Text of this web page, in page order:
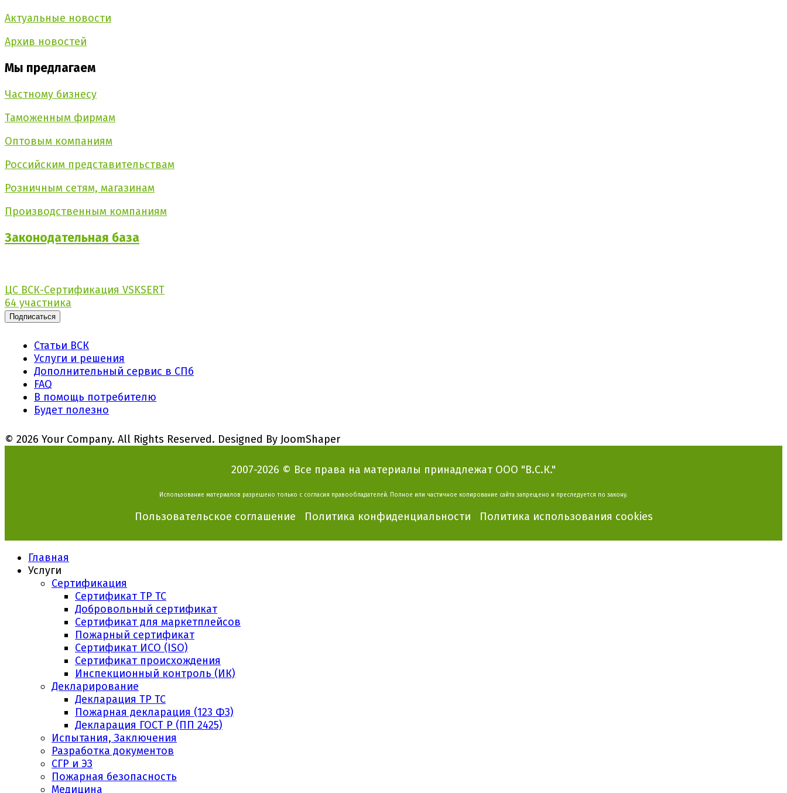
Актуальные новости
Архив новостей
Мы предлагаем
Частному бизнесу
Таможенным фирмам
Оптовым компаниям
Российским представительствам
Розничным сетям, магазинам
Производственным компаниям
Законодательная база
ЦС ВСК-Сертификация VSKSERT
64 участника
Подписаться
Статьи ВСК
Услуги и решения
Дополнительный сервис в СПб
FAQ
В помощь потребителю
Будет полезно
© 2026 Your Company. All Rights Reserved. Designed By JoomShaper
2007-2026 © Все права на материалы принадлежат ООО "В.С.К."
Использование материалов разрешено только с согласия правообладателей. Полное или частичное копирование сайта запрещено и преследуется по закону.
Пользовательское соглашение Политика конфиденциальности Политика использования cookies
Главная
Услуги
Сертификация
Сертификат ТР ТС
Добровольный сертификат
Сертификат для маркетплейсов
Пожарный сертификат
Сертификат ИСО (ISO)
Сертификат происхождения
Инспекционный контроль (ИК)
Декларирование
Декларация ТР ТС
Пожарная декларация (123 ФЗ)
Декларация ГОСТ Р (ПП 2425)
Испытания, Заключения
Разработка документов
СГР и ЭЗ
Пожарная безопасность
Медицина